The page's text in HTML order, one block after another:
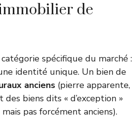
de
spécifique du marché :
identité unique. Un bien de
anciens (pierre apparente,
biens dits « d’exception »
pas forcément anciens).